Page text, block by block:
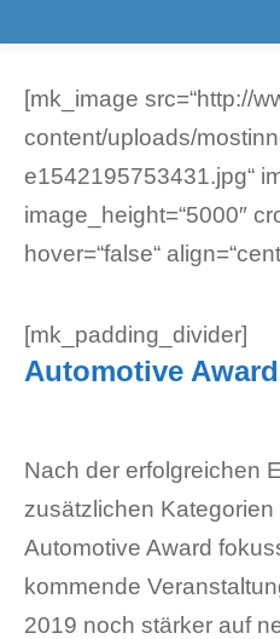
[mk_image src=“http://
content/uploads/
e1542195753431.jpg“
image_height=“5000″
hover=“false“
[mk_padding_divider]
Automotive
Nach der erfolgreichen
zusätzlichen
Automotive Award
kommende
2019 noch stärker auf